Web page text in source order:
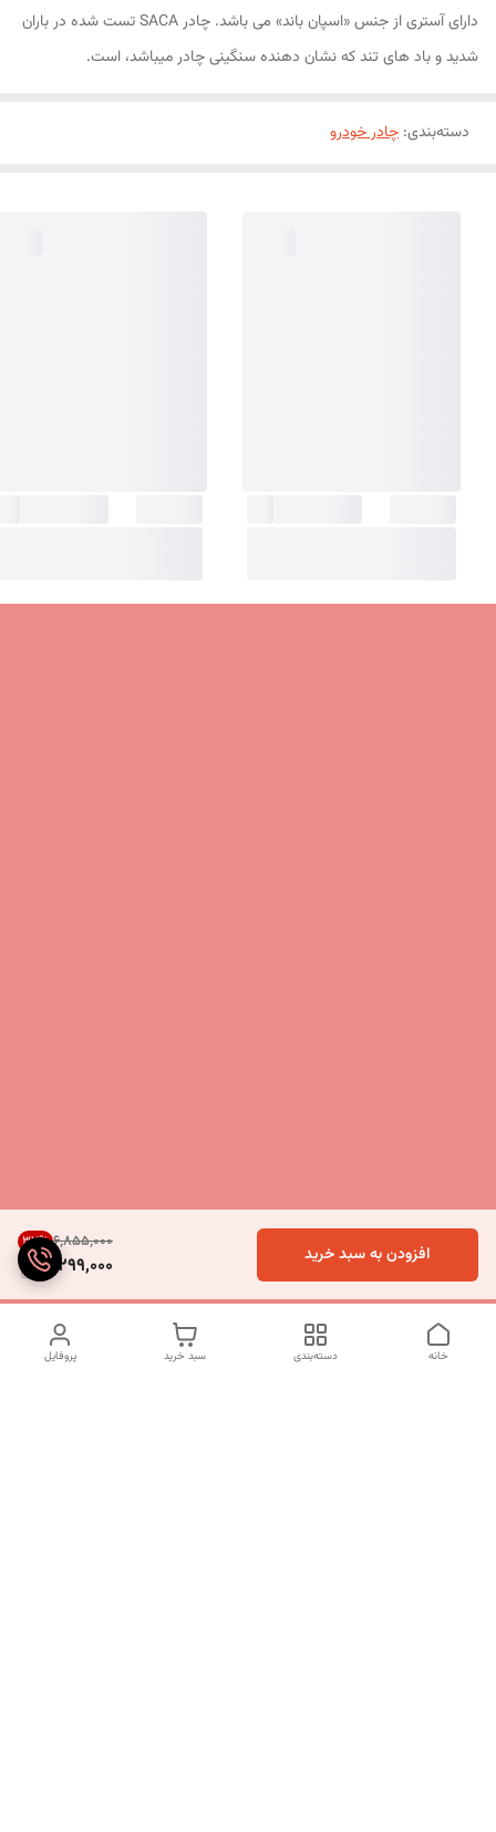
۶٬۸۵۵٬۰۰۰ 37%
4,299,000 افزودن به سبد خرید
دارای آستری از جنس «اسپان باند» می باشد. چادر SACA تست شده در باران
شدید و باد های تند که نشان دهنده سنگینی چادر میباشد، است.
دسته‌بندی: چادر خودرو
پروفایل سبد خرید دسته‌بندی خانه